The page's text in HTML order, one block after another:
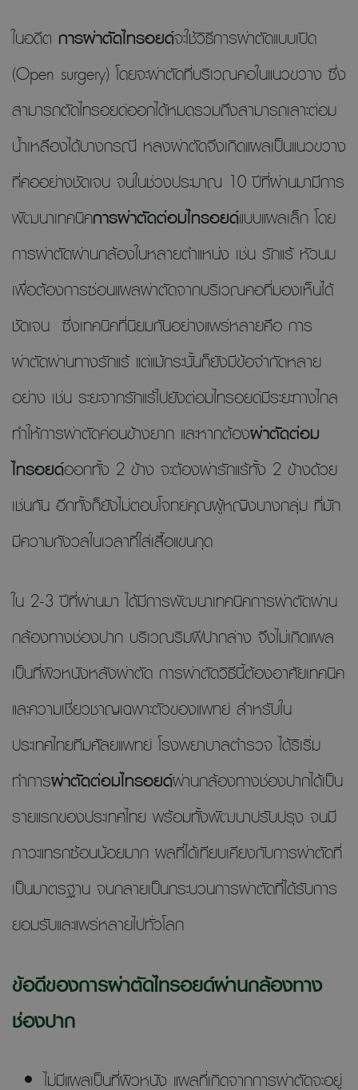
ในอดีต การผ่าตัดไทรอยด์จะใช้วิธีการผ่าตัดแบบเปิด
(Open surgery) โดยจะผ่าตัดที่บริเวณคอในแนวขวาง ซึ่ง
สามารถตัดไทรอยด์ออกได้หมดรวมถึงสามารถเลาะต่อม
น้ำเหลืองได้บางกรณี หลงผ่าตัดจึงเกิดแผลเป็นแนวขวาง
ที่คออย่างชัดเจน จนในช่วงประมาณ 10 ปีที่ผ่านมามีการ
พัฒนาเทคนิคการผ่าตัดต่อมไทรอยด์แบบแผลเล็ก โดย
การผ่าตัดผ่านกล้องในหลายตำแหน่ง เช่น รักแร้ หัวนม
เพื่อต้องการซ่อนแผลผ่าตัดจากบริเวณคอที่มองเห็นได้
ชัดเจน ซึ่งเทคนิคที่นิยมกันอย่างแพร่หลายคือ การ
ผ่าตัดผ่านทางรักแร้ แต่แม้กระนั้นก็ยังมีข้อจำกัดหลาย
อย่าง เช่น ระยะจากรักแร้ไปยังต่อมไทรอยด์มีระยะทางไกล
ทำให้การผ่าตัดค่อนข้างยาก และหากต้องผ่าตัดต่อม
ไทรอยด์ออกทั้ง 2 ข้าง จะต้องผ่ารักแร้ทั้ง 2 ข้างด้วย
เช่นกัน อีกทั้งก็ยังไม่ตอบโจทย์คุณผู้หญิงบางกลุ่ม ที่มัก
มีความกังวลในเวลาที่ใส่เสื้อแขนกุด
ใน 2-3 ปีที่ผ่านมา ได้มีการพัฒนาเทคนิคการผ่าตัดผ่าน
กล้องทางช่องปาก บริเวณริมฝีปากล่าง จึงไม่เกิดแผล
เป็นที่ผิวหนังหลังผ่าตัด การผ่าตัดวิธีนี้ต้องอาศัยเทคนิค
และความเชี่ยวชาญเฉพาะตัวของแพทย์ สำหรับใน
ประเทศไทยทีมศัลยแพทย์ โรงพยาบาลตำรวจ ได้ริเริ่ม
ทำการผ่าตัดต่อมไทรอยด์ผ่านกล้องทางช่องปากได้เป็น
รายแรกของประเทศไทย พร้อมทั้งพัฒนาปรับปรุง จนมี
ภาวะแทรกซ้อนน้อยมาก ผลที่ได้เทียบเคียงกับการผ่าตัดที่
เป็นมาตรฐาน จนกลายเป็นกระบวนการผ่าตัดที่ได้รับการ
ยอมรับและแพร่หลายไปทั่วโลก
ข้อดีของการผ่าตัดไทรอยด์ผ่านกล้องทาง
ช่องปาก
ไม่มีแผลเป็นที่ผิวหนัง แผลที่เกิดจากการผ่าตัดจะอยู่